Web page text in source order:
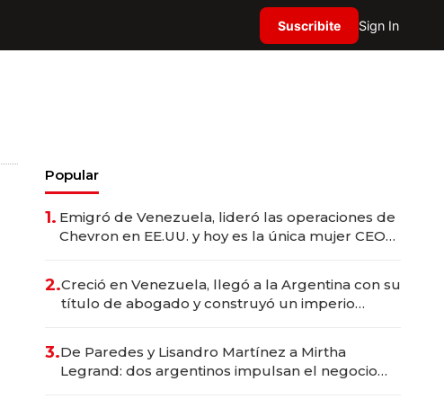
Suscribite Sign In
Popular
1. Emigró de Venezuela, lideró las operaciones de
Chevron en EE.UU. y hoy es la única mujer CEO
2.Creció en Venezuela, llegó a la Argentina con su
título de abogado y construyó un imperio
3.De Paredes y Lisandro Martínez a Mirtha
Legrand: dos argentinos impulsan el negocio